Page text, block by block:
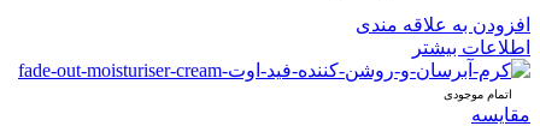
افزودن به علاقه مندی
اطلاعات بیشتر
اتمام موجودی
مقایسه